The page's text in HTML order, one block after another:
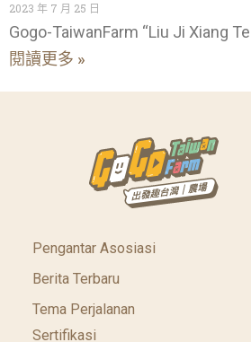
2023 年 7 月 25 日
Gogo-TaiwanFarm “Liu Ji Xiang
閱讀更多 »
Pengantar Asosiasi
Berita Terbaru
Tema Perjalanan
Sertifikasi